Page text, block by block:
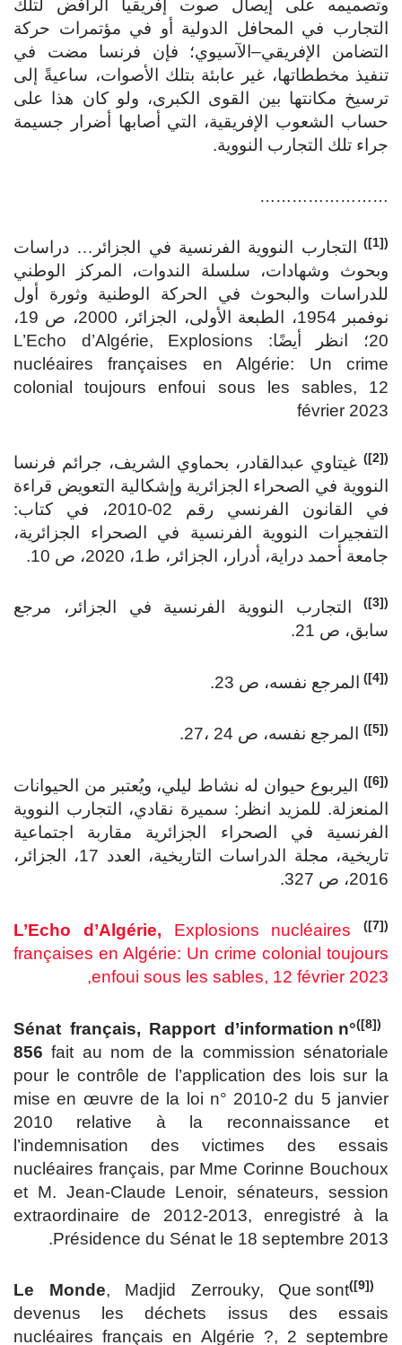
وتصميمه على إيصال صوت إفريقيا الرافض لتلك
التجارب في المحافل الدولية أو في مؤتمرات حركة
التضامن الإفريقي–الآسيوي؛ فإن فرنسا مضت في
تنفيذ مخططاتها، غير عابئة بتلك الأصوات، ساعيةً إلى
ترسيخ مكانتها بين القوى الكبرى، ولو كان هذا على
حساب الشعوب الإفريقية، التي أصابها أضرار جسيمة
جراء تلك التجارب النووية.
……………………
([1])
التجارب النووية الفرنسية في الجزائر… دراسات
وبحوث وشهادات، سلسلة الندوات، المركز الوطني
للدراسات والبحوث في الحركة الوطنية وثورة أول
نوفمبر 1954، الطبعة الأولى، الجزائر، 2000، ص 19،
20؛ انظر أيضًا: L’Echo d’Algérie, Explosions
nucléaires françaises en Algérie: Un crime
colonial toujours enfoui sous les sables, 12
février 2023
([2])
غيتاوي عبدالقادر، بحماوي الشريف، جرائم فرنسا
النووية في الصحراء الجزائرية وإشكالية التعويض قراءة
في القانون الفرنسي رقم 02-2010، في كتاب:
التفجيرات النووية الفرنسية في الصحراء الجزائرية،
جامعة أحمد دراية، أدرار، الجزائر، ط1، 2020، ص 10.
([3])
التجارب النووية الفرنسية في الجزائر، مرجع
سابق، ص 21.
([4]) المرجع نفسه، ص 23.
([5]) المرجع نفسه، ص 24 ،27.
([6])
اليربوع حيوان له نشاط ليلي، ويُعتبر من الحيوانات
المنعزلة. للمزيد انظر: سميرة نقادي، التجارب النووية
الفرنسية في الصحراء الجزائرية مقاربة اجتماعية
تاريخية، مجلة الدراسات التاريخية، العدد 17، الجزائر،
2016، ص 327.
([7])
L’Echo d’Algérie, Explosions nucléaires
françaises en Algérie: Un crime colonial toujours
enfoui sous les sables, 12 février 2023,
([8])
Sénat français, Rapport d’information n°
856 fait au nom de la commission sénatoriale
pour le contrôle de l’application des lois sur la
mise en œuvre de la loi n° 2010-2 du 5 janvier
2010 relative à la reconnaissance et
l’indemnisation des victimes des essais
nucléaires français, par Mme Corinne Bouchoux
et M. Jean-Claude Lenoir, sénateurs, session
extraordinaire de 2012-2013, enregistré à la
Présidence du Sénat le 18 septembre 2013.
([9])
Le Monde, Madjid Zerrouky, Que sont
devenus les déchets issus des essais
nucléaires français en Algérie ?, 2 septembre